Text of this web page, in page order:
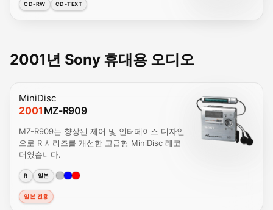
CD-RW CD-TEXT
2001년 Sony 휴대용 오디오
MiniDisc
2001 MZ-R909
MZ-R909는 향상된 제어 및 인터페이스 디자인
으로 R 시리즈를 개선한 고급형 MiniDisc 레코
더였습니다.
R 일본
일본 전용